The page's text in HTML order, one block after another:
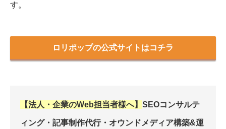
す。
ロリポップの公式サイトはコチラ
【法人・企業のWeb担当者様へ】 SEOコンサルテ
ィング・記事制作代行・オウンドメディア構築&運